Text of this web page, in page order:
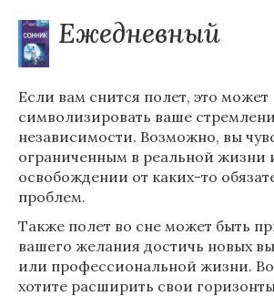
Ежедневный
Если вам снится полет, это может
символизировать ваше
независимости. Возможно, вы
ограниченным в реальной жизни
освобождении от каких-то
проблем.
Также полет во сне может быть
вашего желания достичь новых
или профессиональной жизни.
хотите расширить свои